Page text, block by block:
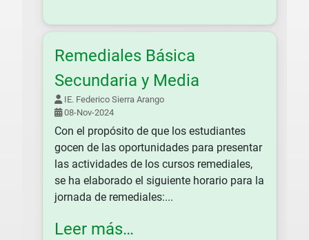
Remediales Básica
Secundaria y Media
IE. Federico Sierra Arango
08-Nov-2024
Con el propósito de que los estudiantes
gocen de las oportunidades para presentar
las actividades de los cursos remediales,
se ha elaborado el siguiente horario para la
jornada de remediales:...
Leer más…